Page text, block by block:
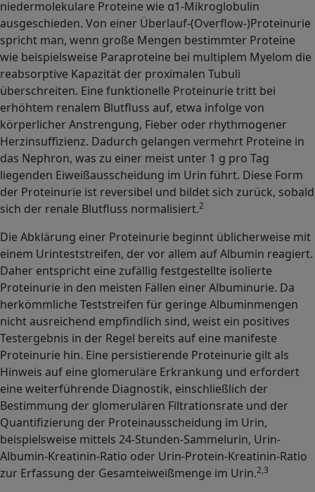
niedermolekulare Proteine wie α1-Mikroglobulin
ausgeschieden. Von einer Überlauf-(Overflow-)Proteinurie
spricht man, wenn große Mengen bestimmter Proteine
wie beispielsweise Paraproteine bei multiplem Myelom die
reabsorptive Kapazität der proximalen Tubuli
überschreiten. Eine funktionelle Proteinurie tritt bei
erhöhtem renalem Blutfluss auf, etwa infolge von
körperlicher Anstrengung, Fieber oder rhythmogener
Herzinsuffizienz. Dadurch gelangen vermehrt Proteine in
das Nephron, was zu einer meist unter 1 g pro Tag
liegenden Eiweißausscheidung im Urin führt. Diese Form
der Proteinurie ist reversibel und bildet sich zurück, sobald
sich der renale Blutfluss normalisiert.2
Die Abklärung einer Proteinurie beginnt üblicherweise mit
einem Urinteststreifen, der vor allem auf Albumin reagiert.
Daher entspricht eine zufällig festgestellte isolierte
Proteinurie in den meisten Fällen einer Albuminurie. Da
herkömmliche Teststreifen für geringe Albuminmengen
nicht ausreichend empfindlich sind, weist ein positives
Testergebnis in der Regel bereits auf eine manifeste
Proteinurie hin. Eine persistierende Proteinurie gilt als
Hinweis auf eine glomeruläre Erkrankung und erfordert
eine weiterführende Diagnostik, einschließlich der
Bestimmung der glomerulären Filtrationsrate und der
Quantifizierung der Proteinausscheidung im Urin,
beispielsweise mittels 24-Stunden-Sammelurin, Urin-
Albumin-Kreatinin-Ratio oder Urin-Protein-Kreatinin-Ratio
zur Erfassung der Gesamteiweißmenge im Urin.2,3